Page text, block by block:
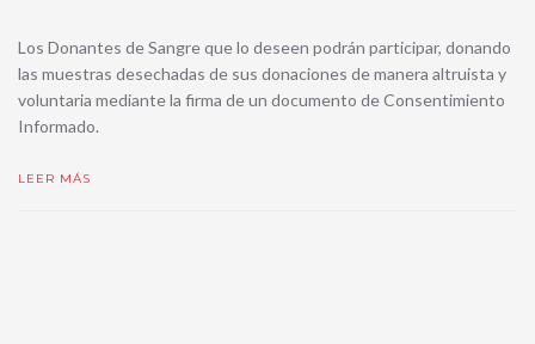
Los Donantes de Sangre que lo deseen podrán participar, donando
las muestras desechadas de sus donaciones de manera altruista y
voluntaria mediante la firma de un documento de Consentimiento
Informado.
LEER MÁS